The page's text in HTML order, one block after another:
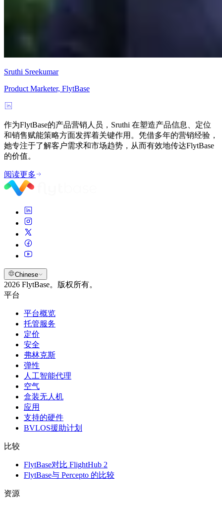
Sruthi Sreekumar
Product Marketer, FlytBase
作为FlytBase的产品营销人员，Sruthi 在塑造产品信息、定位
和销售赋能策略方面发挥着关键作用。凭借多年的营销经验，
她专注于了解客户需求和市场趋势，从而有效地传达FlytBase
的价值。
阅读更多
Chinese
2026 FlytBase。版权所有。
平台
平台概览
托管服务
定价
安全
弗林克斯
弹性
人工智能代理
空气
盒装无人机
应用
支持的硬件
BVLOS援助计划
比较
FlytBase对比 FlightHub 2
FlytBase与 Percepto 的比较
资源